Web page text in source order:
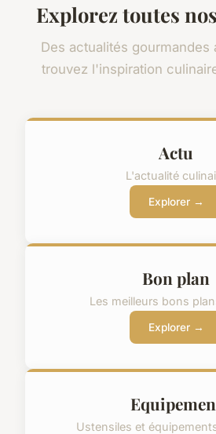
Explorez toutes
Des actualités gourmandes
trouvez l'inspiration
Actu
L'actualité
Explorer →
Bon plan
Les meilleurs bons
Explorer →
Ustensiles et